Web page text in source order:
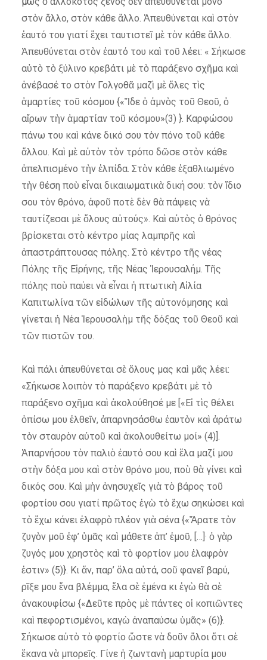
στὸν ἄλλο, στὸν κάθε ἄλλο. Ἀπευθύνεται καὶ στὸν
ἑαυτό του γιατί ἔχει ταυτιστεῖ μὲ τὸν κάθε ἄλλο.
Ἀπευθύνεται στὸν ἑαυτό του καὶ τοῦ λέει: « Σήκωσε
αὐτὸ τὸ ξύλινο κρεβάτι μὲ τὸ παράξενο σχῆμα καὶ
ἀνέβασέ το στὸν Γολγοθᾶ μαζὶ μὲ ὅλες τὶς
ἁμαρτίες τοῦ κόσμου {«Ἴδε ὁ ἀμνὸς τοῦ Θεοῦ, ὁ
αἴρων τὴν ἁμαρτίαν τοῦ κόσμου»(3) }. Καρφώσου
πάνω του καὶ κάνε δικό σου τὸν πόνο τοῦ κάθε
ἄλλου. Καὶ μὲ αὐτὸν τὸν τρόπο δῶσε στὸν κάθε
ἀπελπισμένο τὴν ἐλπίδα. Στὸν κάθε ἐξαθλιωμένο
τὴν θέση ποὺ εἶναι δικαιωματικὰ δική σου: τὸν ἴδιο
σου τὸν θρόνο, ἀφοῦ ποτὲ δὲν θὰ πάψεις νὰ
ταυτίζεσαι μὲ ὅλους αὐτούς». Καὶ αὐτὸς ὁ θρόνος
βρίσκεται στὸ κέντρο μίας λαμπρῆς καὶ
ἀπαστράπτουσας πόλης. Στὸ κέντρο τῆς νέας
Πόλης τῆς Εἰρήνης, τῆς Νέας Ἱερουσαλήμ. Τῆς
πόλης ποὺ παύει νὰ εἶναι ἡ πτωτικὴ Αἰλία
Καπιτωλίνα τῶν εἰδώλων τῆς αὐτονόμησης καὶ
γίνεται ἡ Νέα Ἱερουσαλὴμ τῆς δόξας τοῦ Θεοῦ καὶ
τῶν πιστῶν του.
Καὶ πάλι ἀπευθύνεται σὲ ὅλους μας καὶ μᾶς λέει:
«Σήκωσε λοιπὸν τὸ παράξενο κρεβάτι μὲ τὸ
παράξενο σχῆμα καὶ ἀκολούθησέ με [«Εἰ τὶς θέλει
ὀπίσω μου ἐλθεῖν, ἀπαρνησάσθω ἑαυτὸν καὶ ἀράτω
τὸν σταυρὸν αὐτοῦ καὶ ἀκολουθείτω μοί» (4)].
Ἀπαρνήσου τὸν παλιὸ ἑαυτό σου καὶ ἔλα μαζί μου
στὴν δόξα μου καὶ στὸν θρόνο μου, ποὺ θὰ γίνει καὶ
δικός σου. Καὶ μὴν ἀνησυχεῖς γιὰ τὸ βάρος τοῦ
φορτίου σου γιατί πρῶτος ἐγὼ τὸ ἔχω σηκώσει καὶ
τὸ ἔχω κάνει ἐλαφρὸ πλέον γιὰ σένα {«Ἄρατε τὸν
ζυγὸν μοῦ ἐφ’ ὑμᾶς καὶ μάθετε ἀπ’ ἐμοῦ, […]· ὁ γὰρ
ζυγός μου χρηστὸς καὶ τὸ φορτίον μου ἐλαφρὸν
ἐστιν» (5)}. Κι ἄν, παρ’ ὅλα αὐτά, σοῦ φανεῖ βαρύ,
ρῖξε μου ἕνα βλέμμα, ἔλα σὲ ἐμένα κι ἐγὼ θὰ σὲ
ἀνακουφίσω {«Δεῦτε πρὸς μὲ πάντες οἱ κοπιῶντες
καὶ πεφορτισμένοι, καγὼ ἀναπαύσω ὑμᾶς» (6)}.
Σήκωσε αὐτὸ τὸ φορτίο ὥστε νὰ δοῦν ὅλοι ὅτι σὲ
ἔκανα νὰ μπορεῖς. Γίνε ἡ ζωντανὴ μαρτυρία μου